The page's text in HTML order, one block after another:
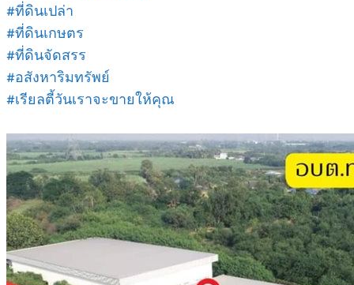
#ที่ดินเปล่า
#ที่ดินเกษตร
#ที่ดินจัดสรร
#อสังหาริมทรัพย์
#เรียลตี้วันเราจะขายให้คุณ